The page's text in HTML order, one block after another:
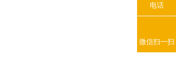
电话
微信扫一扫